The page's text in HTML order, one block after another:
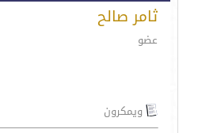
ثامر صالح
عضو
ويمكرون